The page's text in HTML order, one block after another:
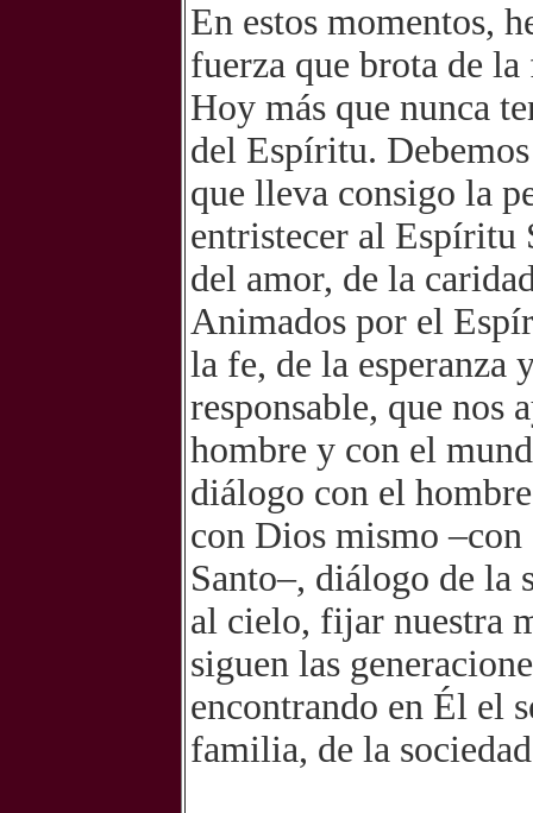
En estos momentos,
fuerza que brota de
Hoy más que nunca
del Espíritu.
que lleva consigo la
entristecer al Espíritu
del amor, de la
Animados por el
la fe, de la esperanza
responsable, que nos
hombre y con el
diálogo con el
con Dios mismo
Santo–, diálogo de la
al cielo, fijar nuestra
siguen las
encontrando en Él el
familia, de la